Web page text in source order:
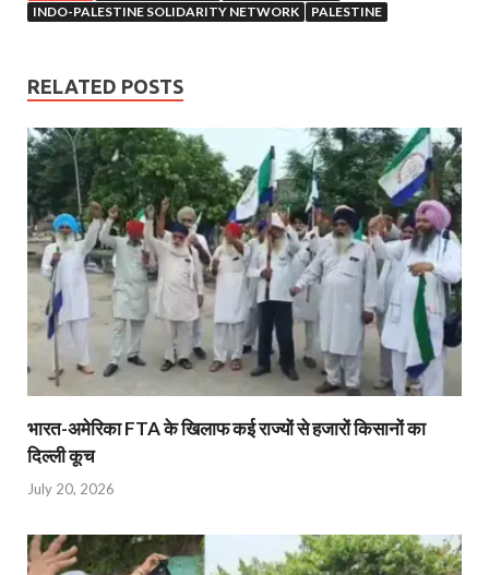
INDO-PALESTINE SOLIDARITY NETWORK
PALESTINE
RELATED POSTS
भारत-अमेरिका FTA के खिलाफ कई राज्यों से हजारों किसानों का
दिल्ली कूच
July 20, 2026